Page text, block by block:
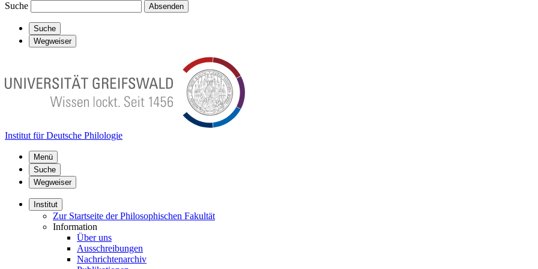
Suche Absenden
Suche
Wegweiser
Institut für Deutsche Philologie
Menü
Suche
Wegweiser
Institut
Zur Startseite der Philosophischen Fakultät
Information
Über uns
Ausschreibungen
Nachrichtenarchiv